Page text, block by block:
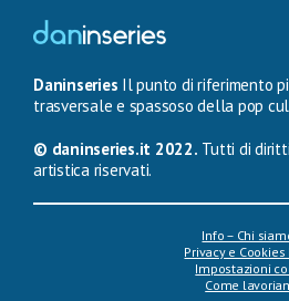
Daninseries Il punto di riferimento
trasversale e spassoso della pop
© daninseries.it 2022. Tutti di
artistica riservati.
Info – Chi
Privacy e Cookies
Impostazioni
Come